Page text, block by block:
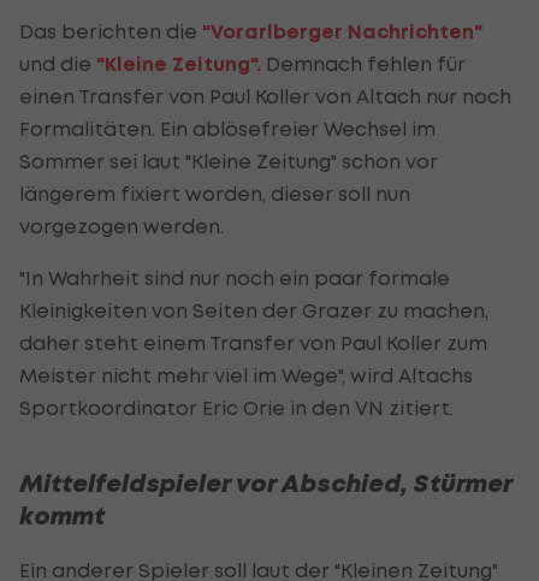
Das berichten die "Vorarlberger Nachrichten"
und die "Kleine Zeitung". Demnach fehlen für
einen Transfer von Paul Koller von Altach nur noch
Formalitäten. Ein ablösefreier Wechsel im
Sommer sei laut "Kleine Zeitung" schon vor
längerem fixiert worden, dieser soll nun
vorgezogen werden.
"In Wahrheit sind nur noch ein paar formale
Kleinigkeiten von Seiten der Grazer zu machen,
daher steht einem Transfer von Paul Koller zum
Meister nicht mehr viel im Wege", wird Altachs
Sportkoordinator Eric Orie in den VN zitiert.
Mittelfeldspieler vor Abschied, Stürmer
kommt
Ein anderer Spieler soll laut der "Kleinen Zeitung"